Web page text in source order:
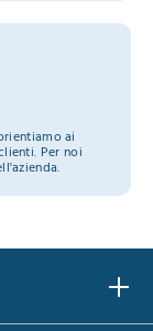
ai
Per noi